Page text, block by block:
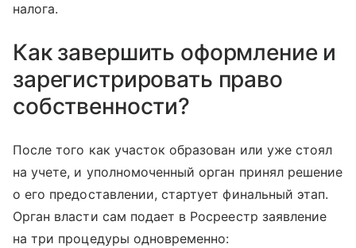
налога.
Как завершить оформление и
зарегистрировать право
собственности?
После того как участок образован или уже стоял
на учете, и уполномоченный орган принял решение
о его предоставлении, стартует финальный этап.
Орган власти сам подает в Росреестр заявление
на три процедуры одновременно: